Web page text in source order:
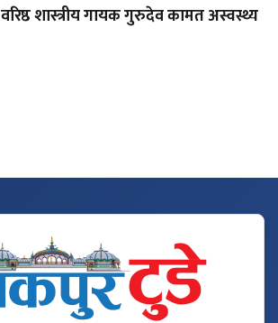
वरिष्ठ शास्त्रीय गायक गुरुदेव कामत अस्वस्थ्य